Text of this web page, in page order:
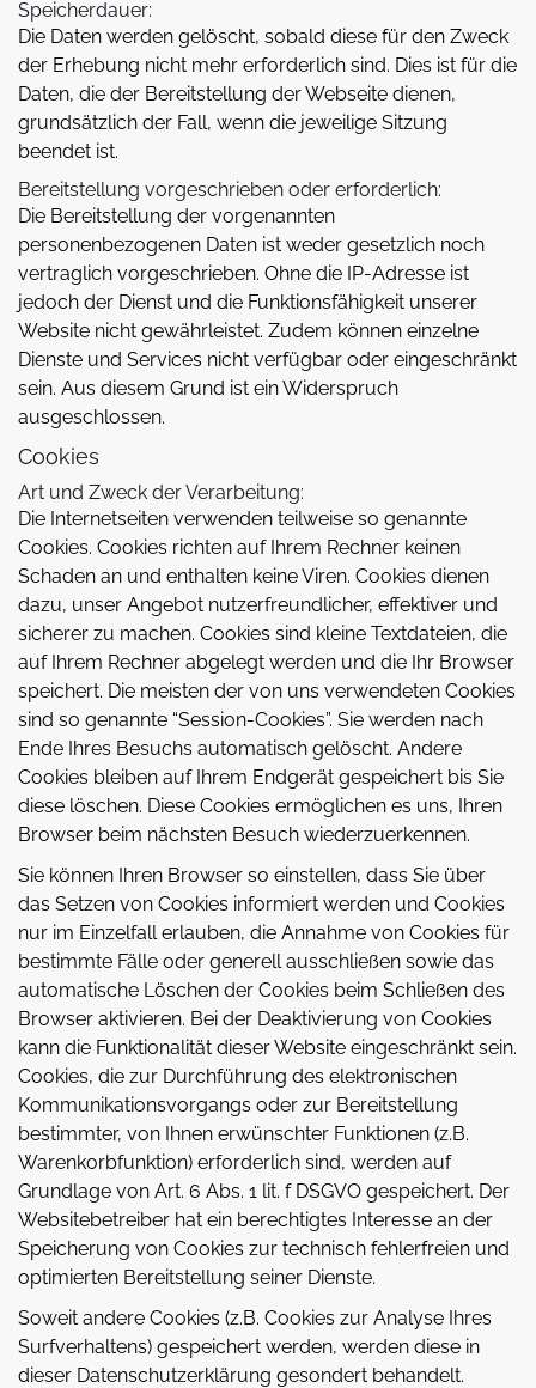
Speicherdauer:
Die Daten werden gelöscht, sobald diese für den Zweck
der Erhebung nicht mehr erforderlich sind. Dies ist für die
Daten, die der Bereitstellung der Webseite dienen,
grundsätzlich der Fall, wenn die jeweilige Sitzung
beendet ist.
Bereitstellung vorgeschrieben oder erforderlich:
Die Bereitstellung der vorgenannten
personenbezogenen Daten ist weder gesetzlich noch
vertraglich vorgeschrieben. Ohne die IP-Adresse ist
jedoch der Dienst und die Funktionsfähigkeit unserer
Website nicht gewährleistet. Zudem können einzelne
Dienste und Services nicht verfügbar oder eingeschränkt
sein. Aus diesem Grund ist ein Widerspruch
ausgeschlossen.
Cookies
Art und Zweck der Verarbeitung:
Die Internetseiten verwenden teilweise so genannte
Cookies. Cookies richten auf Ihrem Rechner keinen
Schaden an und enthalten keine Viren. Cookies dienen
dazu, unser Angebot nutzerfreundlicher, effektiver und
sicherer zu machen. Cookies sind kleine Textdateien, die
auf Ihrem Rechner abgelegt werden und die Ihr Browser
speichert. Die meisten der von uns verwendeten Cookies
sind so genannte “Session-Cookies”. Sie werden nach
Ende Ihres Besuchs automatisch gelöscht. Andere
Cookies bleiben auf Ihrem Endgerät gespeichert bis Sie
diese löschen. Diese Cookies ermöglichen es uns, Ihren
Browser beim nächsten Besuch wiederzuerkennen.
Sie können Ihren Browser so einstellen, dass Sie über
das Setzen von Cookies informiert werden und Cookies
nur im Einzelfall erlauben, die Annahme von Cookies für
bestimmte Fälle oder generell ausschließen sowie das
automatische Löschen der Cookies beim Schließen des
Browser aktivieren. Bei der Deaktivierung von Cookies
kann die Funktionalität dieser Website eingeschränkt sein.
Cookies, die zur Durchführung des elektronischen
Kommunikationsvorgangs oder zur Bereitstellung
bestimmter, von Ihnen erwünschter Funktionen (z.B.
Warenkorbfunktion) erforderlich sind, werden auf
Grundlage von Art. 6 Abs. 1 lit. f DSGVO gespeichert. Der
Websitebetreiber hat ein berechtigtes Interesse an der
Speicherung von Cookies zur technisch fehlerfreien und
optimierten Bereitstellung seiner Dienste.
Soweit andere Cookies (z.B. Cookies zur Analyse Ihres
Surfverhaltens) gespeichert werden, werden diese in
dieser Datenschutzerklärung gesondert behandelt.